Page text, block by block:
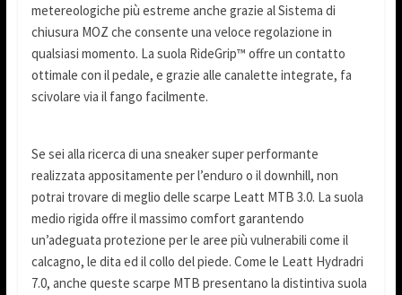
metereologiche più estreme anche grazie al Sistema di
chiusura MOZ che consente una veloce regolazione in
qualsiasi momento. La suola RideGrip™ offre un contatto
ottimale con il pedale, e grazie alle canalette integrate, fa
scivolare via il fango facilmente.
Se sei alla ricerca di una sneaker super performante
realizzata appositamente per l’enduro o il downhill, non
potrai trovare di meglio delle scarpe Leatt MTB 3.0. La suola
medio rigida offre il massimo comfort garantendo
un’adeguata protezione per le aree più vulnerabili come il
calcagno, le dita ed il collo del piede. Come le Leatt Hydradri
7.0, anche queste scarpe MTB presentano la distintiva suola